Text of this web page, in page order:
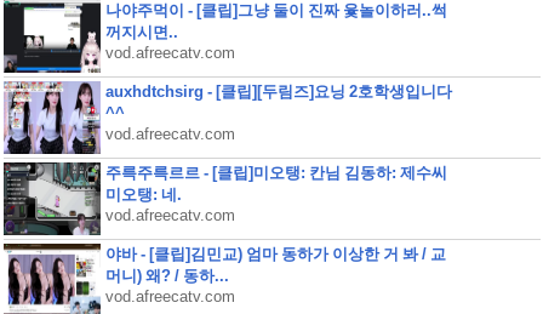
나야주먹이 - [클립]그냥 둘이 진짜 윷놀이하러..썩
꺼지시면..
vod.afreecatv.com
auxhdtchsirg - [클립][두림즈]요닝 2호학생입니다
^^
vod.afreecatv.com
주륵주륵르르 - [클립]미오탱: 칸님 김동하: 제수씨
미오탱: 네.
vod.afreecatv.com
야바 - [클립]김민교) 엄마 동하가 이상한 거 봐 / 교
머니) 왜? / 동하...
vod.afreecatv.com